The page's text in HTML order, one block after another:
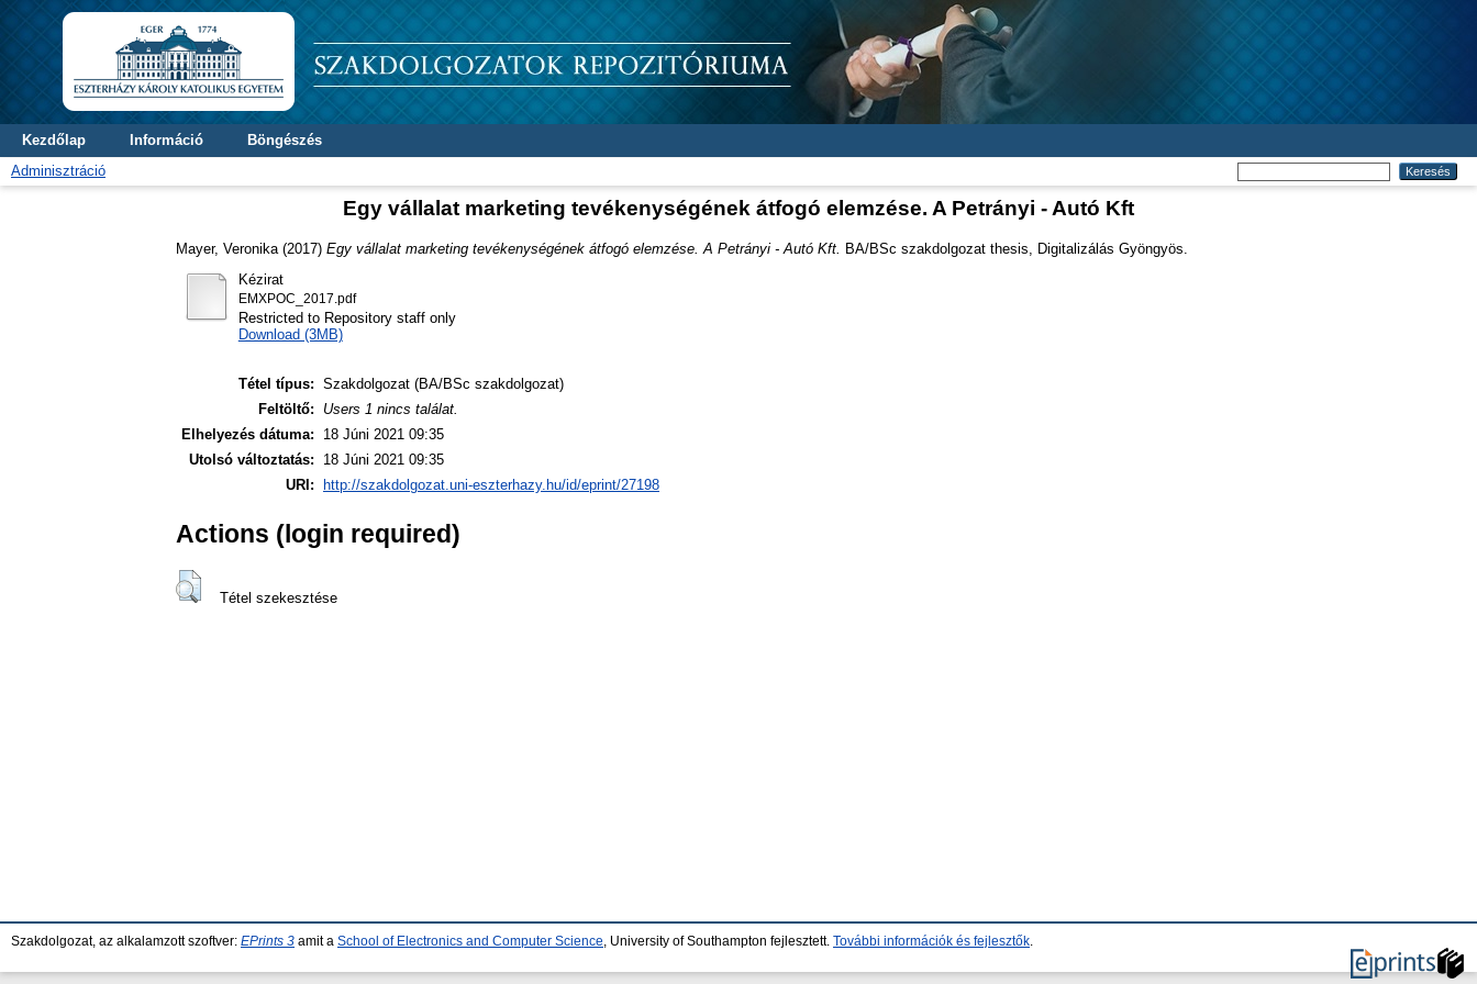
Kezdőlap Információ
Böngészés
Adminisztráció
Egy vállalat marketing tevékenységének átfogó elemzése. A Petrányi - Autó Kft
Mayer, Veronika (2017) Egy vállalat marketing tevékenységének átfogó elemzése. A Petrányi - Autó Kft.
BA/BSc szakdolgozat thesis, Digitalizálás Gyöngyös.
Kézirat
EMXPOC_2017.pdf
Restricted to Repository staff only
Download (3MB)
Tétel típus: Szakdolgozat (BA/BSc szakdolgozat)
Feltöltő:
Users 1 nincs találat.
Elhelyezés dátuma:
18 Júni 2021 09:35
Utolsó változtatás:
18 Júni 2021 09:35
URI:
http://szakdolgozat.uni-eszterhazy.hu/id/eprint/27198
Actions (login required)
Tétel szekesztése
Szakdolgozat, az alkalamzott szoftver: EPrints 3 amit a School of Electronics and Computer Science , University of Southampton fejlesztett. További információk és fejlesztők